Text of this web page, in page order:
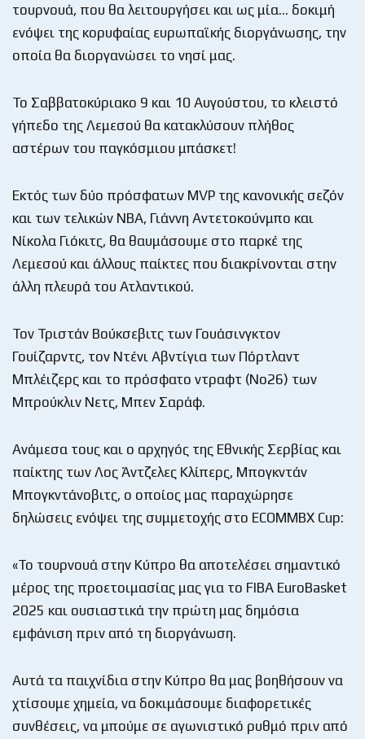
τουρνουά, που θα λειτουργήσει και ως μία… δοκιμή
ενόψει της κορυφαίας ευρωπαϊκής διοργάνωσης, την
οποία θα διοργανώσει το νησί μας.
Το Σαββατοκύριακο 9 και 10 Αυγούστου, το κλειστό
γήπεδο της Λεμεσού θα κατακλύσουν πλήθος
αστέρων του παγκόσμιου μπάσκετ!
Εκτός των δύο πρόσφατων MVP της κανονικής σεζόν
και των τελικών ΝΒΑ, Γιάννη Αντετοκούνμπο και
Νίκολα Γιόκιτς, θα θαυμάσουμε στο παρκέ της
Λεμεσού και άλλους παίκτες που διακρίνονται στην
άλλη πλευρά του Ατλαντικού.
Τον Τριστάν Βούκσεβιτς των Γουάσινγκτον
Γουίζαρντς, τον Ντένι Αβντίγια των Πόρτλαντ
Μπλέιζερς και το πρόσφατο ντραφτ (Νο26) των
Μπρούκλιν Νετς, Μπεν Σαράφ.
Ανάμεσα τους και ο αρχηγός της Εθνικής Σερβίας και
παίκτης των Λος Άντζελες Κλίπερς, Μπογκντάν
Μπογκντάνοβιτς, ο οποίος μας παραχώρησε
δηλώσεις ενόψει της συμμετοχής στο ECOMMBX Cup:
«Το τουρνουά στην Κύπρο θα αποτελέσει σημαντικό
μέρος της προετοιμασίας μας για το FIBA EuroBasket
2025 και ουσιαστικά την πρώτη μας δημόσια
εμφάνιση πριν από τη διοργάνωση.
Αυτά τα παιχνίδια στην Κύπρο θα μας βοηθήσουν να
χτίσουμε χημεία, να δοκιμάσουμε διαφορετικές
συνθέσεις, να μπούμε σε αγωνιστικό ρυθμό πριν από